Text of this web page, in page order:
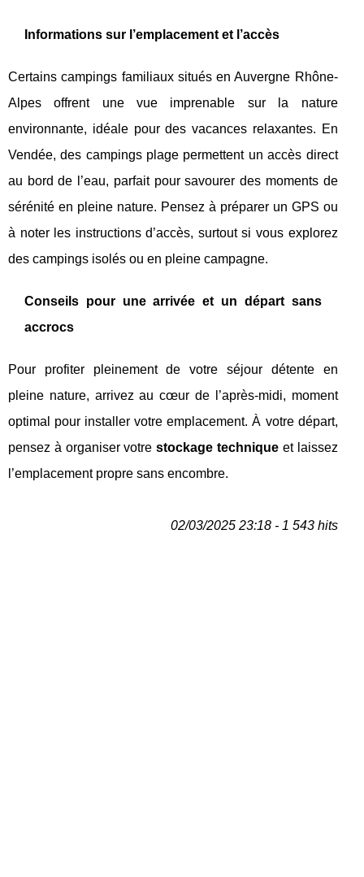
Informations sur l’emplacement et l’accès
Certains campings familiaux situés en Auvergne Rhône-
Alpes offrent une vue imprenable sur la nature
environnante, idéale pour des vacances relaxantes. En
Vendée, des campings plage permettent un accès direct
au bord de l’eau, parfait pour savourer des moments de
sérénité en pleine nature. Pensez à préparer un GPS ou
à noter les instructions d’accès, surtout si vous explorez
des campings isolés ou en pleine campagne.
Conseils pour une arrivée et un départ sans
accrocs
Pour profiter pleinement de votre séjour détente en
pleine nature, arrivez au cœur de l’après-midi, moment
optimal pour installer votre emplacement. À votre départ,
pensez à organiser votrestockage technique et laissez
l’emplacement propre sans encombre.
02/03/2025 23:18 - 1 543 hits